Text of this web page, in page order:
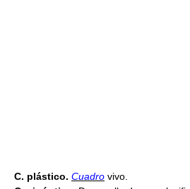
C. plástico. Cuadro vivo.